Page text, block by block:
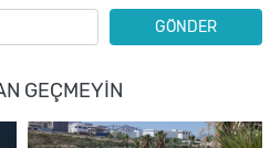
GÖNDER
GEÇMEYIN